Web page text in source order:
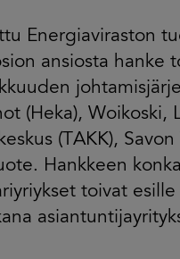
Energiaviraston
ansiosta hanke
(Heka), Woikoski,
(TAKK),
Hankkeen
toivat